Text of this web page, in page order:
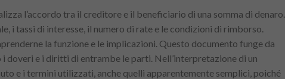
l’accordo tra il creditore e il beneficiario di una somma di denaro.
i tassi di interesse, il numero di rate e le condizioni di rimborso.
la funzione e le implicazioni. Questo documento funge da
doveri e i diritti di entrambe le parti. Nell’interpretazione di un
e i termini utilizzati, anche quelli apparentemente semplici, poiché